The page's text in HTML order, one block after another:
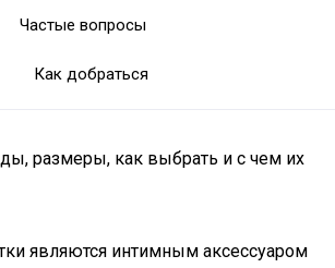
Частые вопросы
Как добраться
размеры, как выбрать и с чем их
являются интимным аксессуаром